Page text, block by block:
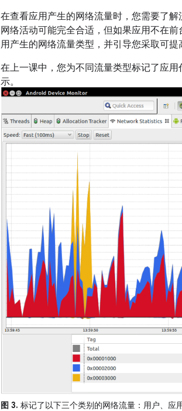
在查看应用产生的网络流量时，您需要了
网络活动可能完全合适，但如果应用不在
用产生的网络流量类型，并引导您采取可提
在上一课中，您为不同流量类型标记了应
示。
图 3. 标记了以下三个类别的网络流量：用户、应